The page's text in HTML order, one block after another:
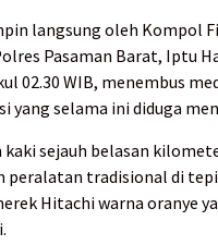
langsung oleh Kompol
Pasaman Barat, Iptu
02.30 WIB, menembus
yang selama ini diduga
kaki sejauh belasan
peralatan tradisional di
Hitachi warna oranye